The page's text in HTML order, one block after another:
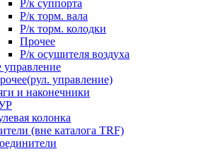
Р/к суппорта
Р/к торм. вала
Р/к торм. колодки
Прочее
Р/к осушителя воздуха
управление
управление)
и наконечники
колонка
(вне каталога TRF)